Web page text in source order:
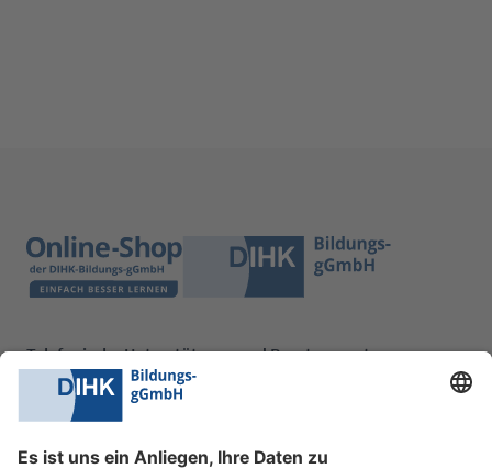
Telefonische Unterstützung und Beratung unter:
0228 6205 205
Fr.:
09:00-14:00 Uhr